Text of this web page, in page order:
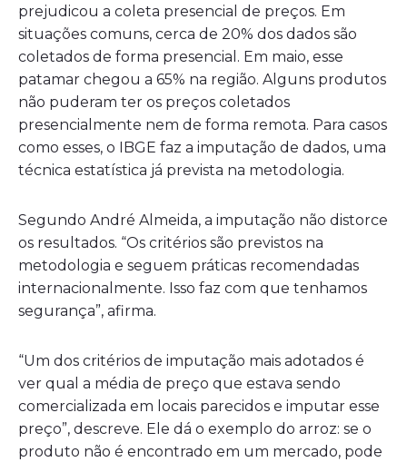
prejudicou a coleta presencial de preços. Em
situações comuns, cerca de 20% dos dados são
coletados de forma presencial. Em maio, esse
patamar chegou a 65% na região. Alguns produtos
não puderam ter os preços coletados
presencialmente nem de forma remota. Para casos
como esses, o IBGE faz a imputação de dados, uma
técnica estatística já prevista na metodologia.
Segundo André Almeida, a imputação não distorce
os resultados. “Os critérios são previstos na
metodologia e seguem práticas recomendadas
internacionalmente. Isso faz com que tenhamos
segurança”, afirma.
“Um dos critérios de imputação mais adotados é
ver qual a média de preço que estava sendo
comercializada em locais parecidos e imputar esse
preço”, descreve. Ele dá o exemplo do arroz: se o
produto não é encontrado em um mercado, pode